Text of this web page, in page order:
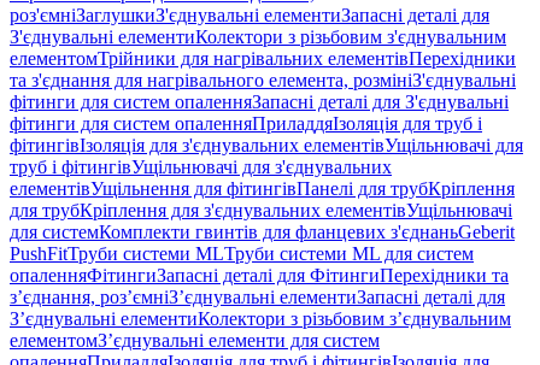
роз'ємніЗаглушкиЗ'єднувальні елементиЗапасні деталі для
З'єднувальні елементиКолектори з різьбовим з'єднувальним
елементомТрійники для нагрівальних елементівПерехідники
та з'єднання для нагрівального елемента, розмініЗ'єднувальні
фітинги для систем опаленняЗапасні деталі для З'єднувальні
фітинги для систем опаленняПриладдяІзоляція для труб і
фітингівІзоляція для з'єднувальних елементівУщільнювачі для
труб і фітингівУщільнювачі для з'єднувальних
елементівУщільнення для фітингівПанелі для трубКріплення
для трубКріплення для з'єднувальних елементівУщільнювачі
для системКомплекти гвинтів для фланцевих з'єднаньGeberit
PushFitТруби системи MLТруби системи ML для систем
опаленняФітингиЗапасні деталі для ФітингиПерехідники та
з’єднання, роз’ємніЗ’єднувальні елементиЗапасні деталі для
З’єднувальні елементиКолектори з різьбовим з’єднувальним
елементомЗ’єднувальні елементи для систем